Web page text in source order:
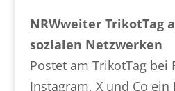
NRWweiter TrikotTag
sozialen Netzwerken
Postet am TrikotTag bei
Instagram, X und Co